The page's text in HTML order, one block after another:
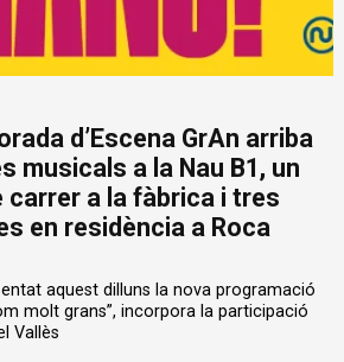
d’Escena GrAn arriba
musicals a la Nau B1, un
carrer a la fàbrica i tres
en residència a Roca
aquest dilluns la nova programació
molt grans”, incorpora la participació
Vallès